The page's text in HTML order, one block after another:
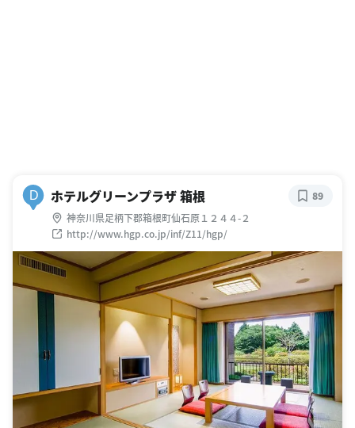
D ホテルグリーンプラザ 箱根
神奈川県足柄下郡箱根町仙石原１２４４-２
http://www.hgp.co.jp/inf/Z11/hgp/
89